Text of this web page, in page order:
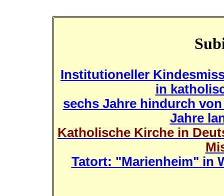
Institutioneller
in
sechs Jahre hindurch
Jahre
Katholische Kirche in
Tatort: "Marienheim" in